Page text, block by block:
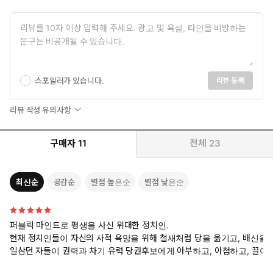
스포일러가 있습니다. 리뷰 등록
리뷰 작성 유의사항
구매자 11 전체 23
최신순 공감순 별점 높은순 별점 낮은순
퍼블릭 마인드로 평생을 사신 위대한 정치인.
현재 정치인들이 자신의 사적 욕망을 위해 철새처럼 당을 옮기고, 배신을
일삼던 자들이 권력과 차기 유력 당권후보에게 아부하고, 아첨하고, 끌어